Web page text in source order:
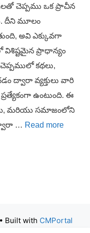
చెప్పము ఒక ప్రాచీన
దీని మూలం
అవి ఎక్కువగా
ప్రాధాన్యం
కథలు,
ద్వారా వ్యక్తులు వారి
ఉంటుంది. ఈ
మరియు సమాజంలోని
… Read more
• Built with CMPortal